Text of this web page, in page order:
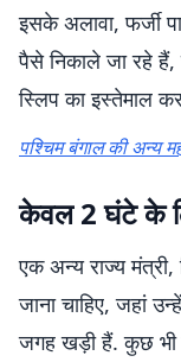
इसके अलावा, फर्जी
पैसे निकाले जा रहे हैं,
स्लिप का इस्तेमाल
पश्चिम बंगाल की अन्य
केवल 2 घंटे के
एक अन्य राज्य मंत्री,
जाना चाहिए, जहां
जगह खड़ी हैं. कुछ